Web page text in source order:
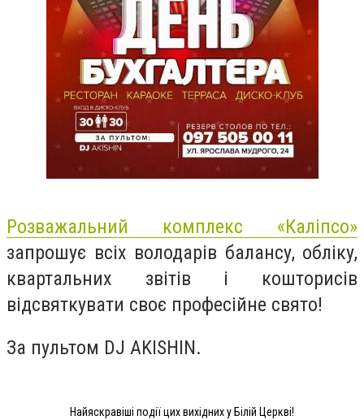
Розважальний комплекс «Каліпсо»
запрошує всіх володарів балансу, обліку,
квартальних звітів і кошторисів
відсвяткувати своє професійне свято!
За пультом DJ AKISHIN.
Найяскравіші події цих вихідних у Білій Церкві!